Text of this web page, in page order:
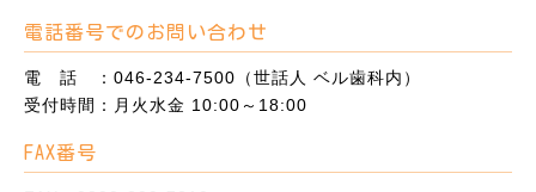
電話番号でのお問い合わせ
電 話 ：046-234-7500（世話人 ベル歯科内）
受付時間：月火水金 10:00～18:00
FAX番号